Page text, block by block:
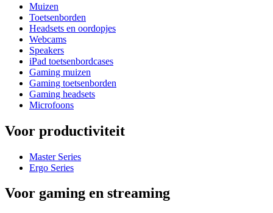
Muizen
Toetsenborden
Headsets en oordopjes
Webcams
Speakers
iPad toetsenbordcases
Gaming muizen
Gaming toetsenborden
Gaming headsets
Microfoons
Voor productiviteit
Master Series
Ergo Series
Voor gaming en streaming